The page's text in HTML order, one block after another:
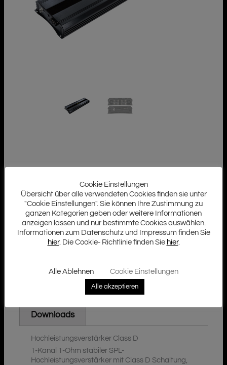
Beschreibung
Zusätzliche Informationen
Downloads
Hochleistungsverstärker Class D
1-Kanal 1-Ohm stabiler SPL-
Hochleistungsverstärker mit Class D Schaltung,
Cookie Einstellungen
Übersicht über alle verwendeten Cookies finden sie unter
"Cookie Einstellungen". Sie können Ihre Zustimmung zu
ganzen Kategorien geben oder weitere Informationen
anzeigen lassen und nur bestimmte Cookies auswählen.
Informationen zum Datenschutz und Impressum finden Sie
hier. Die Cookie- Richtlinie finden Sie hier.
Alle Ablehnen Cookie Einstellungen
Alle akzeptieren